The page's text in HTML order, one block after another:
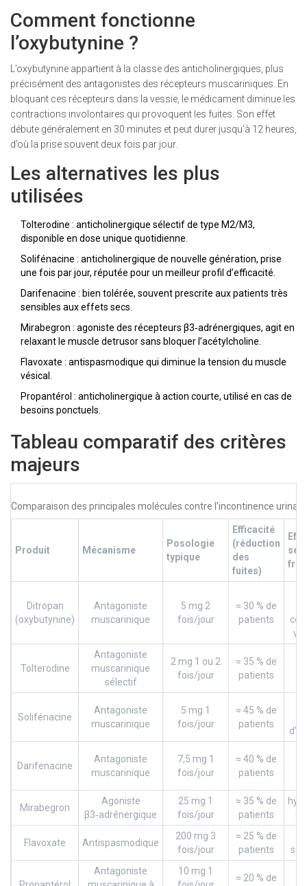
Comment fonctionne
l’oxybutynine ?
L’oxybutynine appartient à la classe des anticholinergiques, plus
précisément des antagonistes des récepteurs muscariniques. En
bloquant ces récepteurs dans la vessie, le médicament diminue les
contractions involontaires qui provoquent les fuites. Son effet
débute généralement en 30 minutes et peut durer jusqu’à 12 heures,
d’où la prise souvent deux fois par jour.
Les alternatives les plus
utilisées
Tolterodine : anticholinergique sélectif de type M2/M3,
disponible en dose unique quotidienne.
Solifénacine : anticholinergique de nouvelle génération, prise
une fois par jour, réputée pour un meilleur profil d’efficacité.
Darifenacine : bien tolérée, souvent prescrite aux patients très
sensibles aux effets secs.
Mirabegron : agoniste des récepteurs β3‑adrénergiques, agit en
relaxant le muscle detrusor sans bloquer l’acétylcholine.
Flavoxate : antispasmodique qui diminue la tension du muscle
vésical.
Propantérol : anticholinergique à action courte, utilisé en cas de
besoins ponctuels.
Tableau comparatif des critères
majeurs
Comparaison des principales molécules contre l’incontinence
Produit Mécanisme
Posologie
typique
Efficacité
(réduction
des
fuites)
Ditropan
(oxybutynine)
Antagoniste
muscarinique
5 mg 2
fois/jour
≈ 30 % de
patients
Tolterodine
Antagoniste
muscarinique
sélectif
2 mg 1 ou 2
fois/jour
≈ 35 % de
patients
Solifénacine
Antagoniste
muscarinique
5 mg 1
fois/jour
≈ 45 % de
patients
Darifenacine
Antagoniste
muscarinique
7,5 mg 1
fois/jour
≈ 40 % de
patients
Mirabegron
Agoniste
β3‑adrénergique
25 mg 1
fois/jour
≈ 35 % de
patients
Flavoxate Antispasmodique
200 mg 3
fois/jour
≈ 25 % de
patients
Antagoniste
10 mg 1
≈ 20 % de